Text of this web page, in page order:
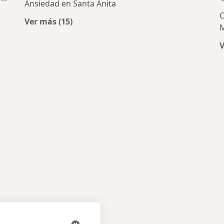
Ansiedad en Santa Anita
Ver más (15)
Más en esta categoría: Enfermedades más